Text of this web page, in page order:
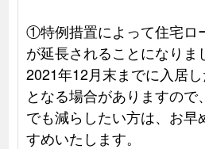
①特例措置によって住宅ロ
が延長されることになりま
2021年12月末までに入居
となる場合がありますので
でも減らしたい方は、お早
すめいたします。